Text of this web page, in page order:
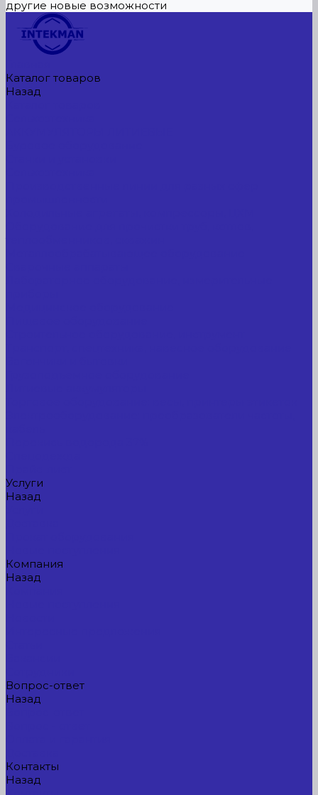
другие новые возможности
Каталог товаров
Назад
Услуги
Назад
Компания
Назад
Вопрос-ответ
Назад
Контакты
Назад